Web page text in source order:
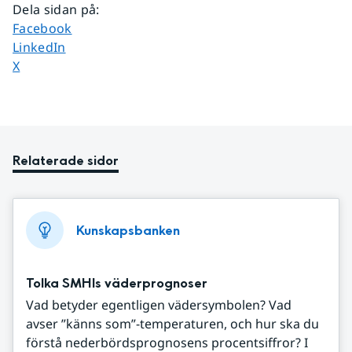
Dela sidan på:
Dela sidan på
Facebook
Dela sidan på
LinkedIn
Dela sidan på
X
Relaterade sidor
Kunskapsbanken
Tolka SMHIs väderprognoser
Vad betyder egentligen vädersymbolen? Vad
avser ”känns som”-temperaturen, och hur ska du
förstå nederbördsprognosens procentsiffror? I